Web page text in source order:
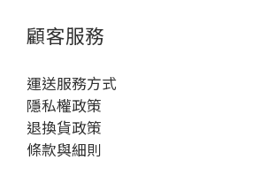
顧客服務
運送服務方式
隱私權政策
退換貨政策
條款與細則